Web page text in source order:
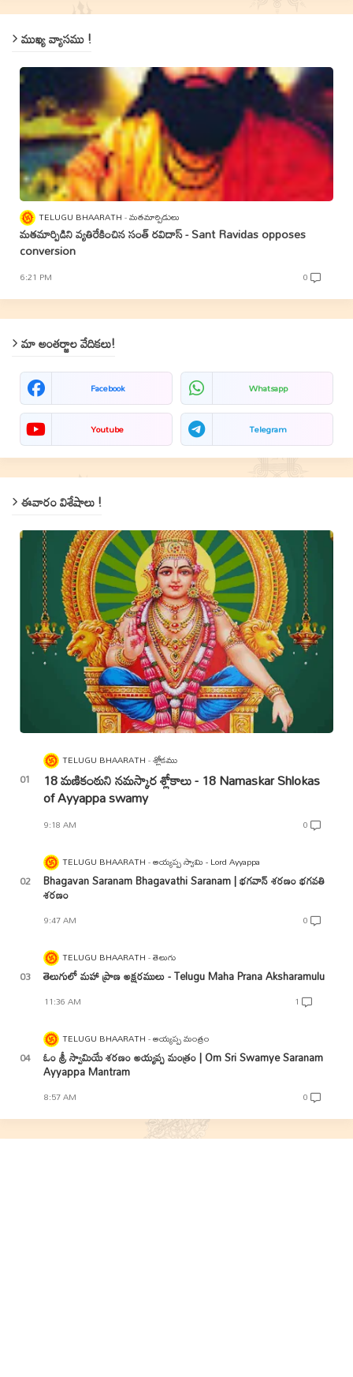
ముఖ్య వ్యాసము !
TELUGU BHAARATH మతమార్పిడులు
మతమార్పిడిని వ్యతిరేకించిన సంత్‌ రవిదాస్‌ - Sant Ravidas opposes
conversion
6:21 PM 0
మా అంతర్జాల వేదికలు!
Facebook Whatsapp
Youtube Telegram
ఈవారం విశేషాలు !
TELUGU BHAARATH శ్లోకము
18 మణికంఠుని నమస్కార శ్లోకాలు - 18 Namaskar Shlokas
of Ayyappa swamy
9:18 AM 0
TELUGU BHAARATH అయ్యప్ప స్వామి - Lord Ayyappa
Bhagavan Saranam Bhagavathi Saranam | భగవాన్ శరణం భగవతి
శరణం
9:47 AM 0
TELUGU BHAARATH తెలుగు
తెలుగులో మహా ప్రాణ అక్షరములు - Telugu Maha Prana Aksharamulu
11:36 AM 1
TELUGU BHAARATH అయ్యప్ప మంత్రం
ఓం శ్రీ స్వామియే శరణం అయ్యప్ప మంత్రం | Om Sri Swamye Saranam
Ayyappa Mantram
8:57 AM 0